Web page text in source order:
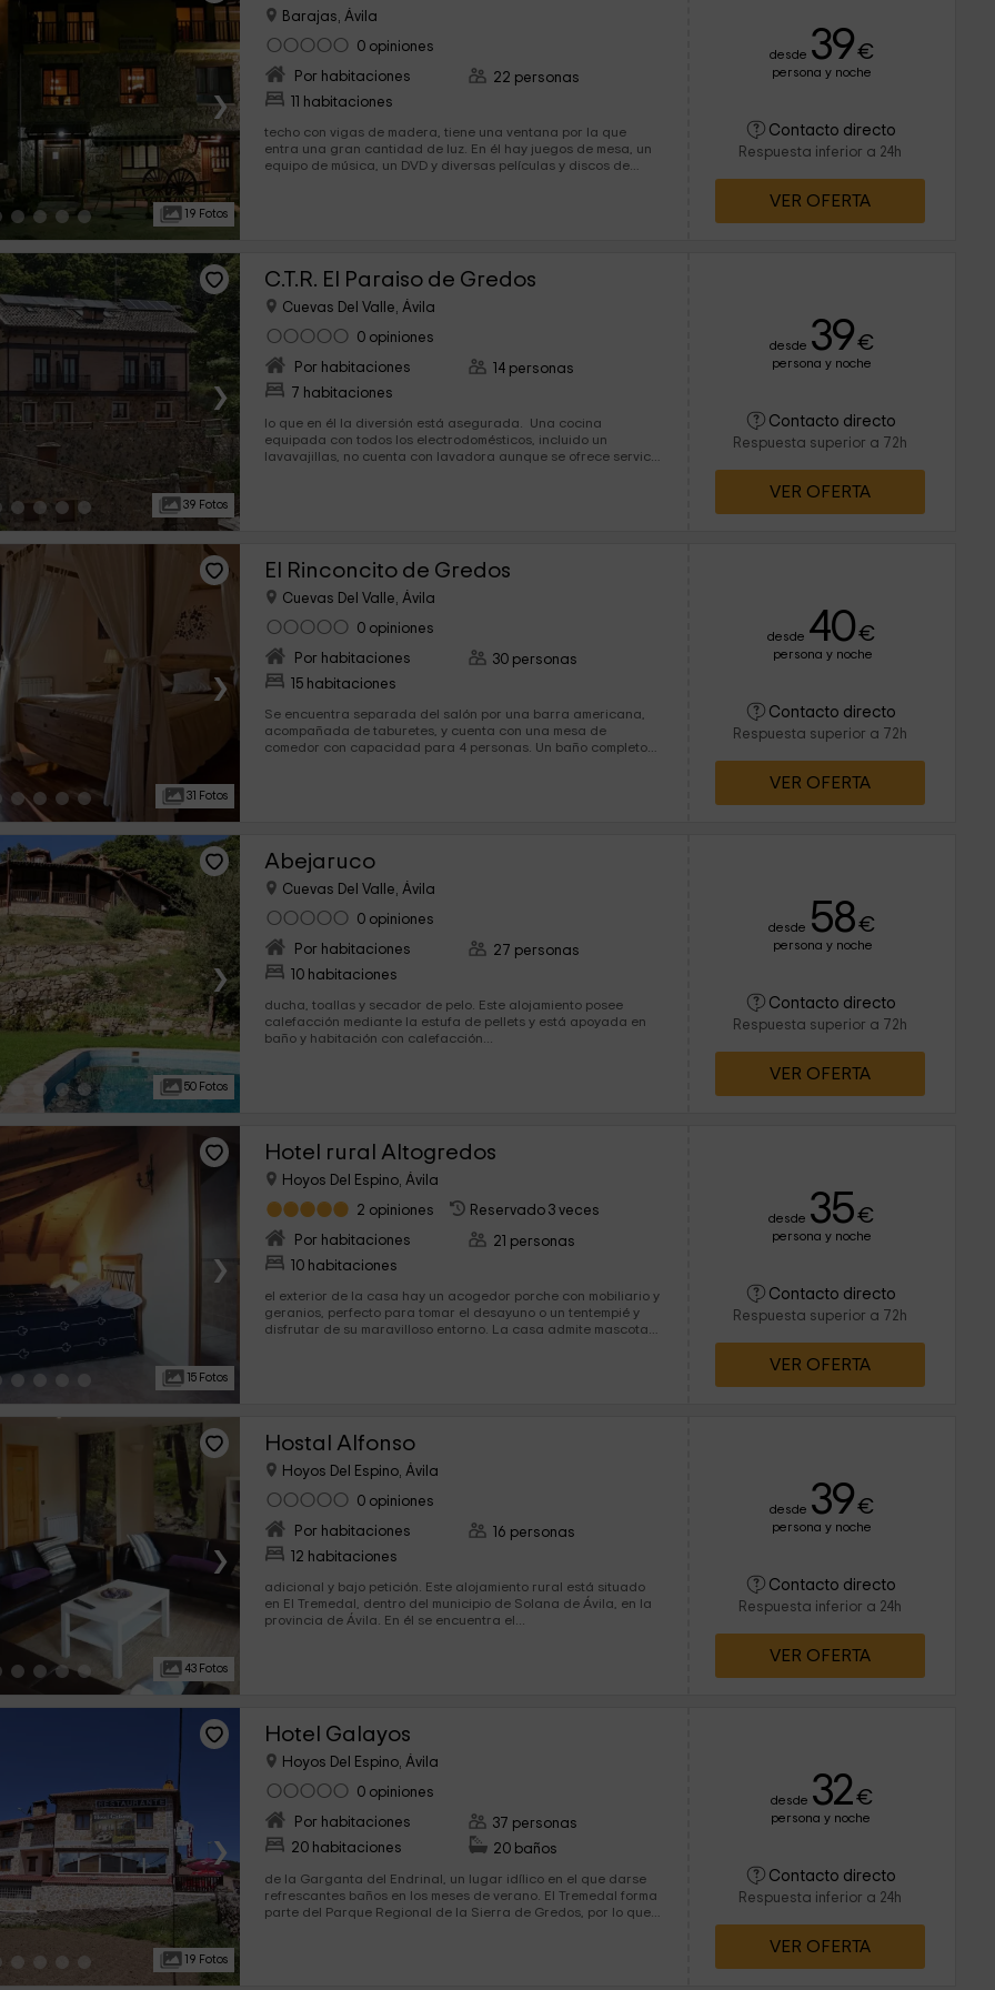
›
19 Fotos
Barajas, Ávila
0 opiniones
Por habitaciones
11 habitaciones
22 personas
techo con vigas de madera, tiene una ventana por la que
entra una gran cantidad de luz. En él hay juegos de mesa, un
equipo de música, un DVD y diversas películas y discos de
desde 39€
persona y noche
Contacto directo
Respuesta inferior a 24h
VER OFERTA
›
39 Fotos
C.T.R. El Paraiso de Gredos
Cuevas Del Valle, Ávila
0 opiniones
Por habitaciones
7 habitaciones
14 personas
lo que en él la diversión está asegurada. Una cocina
equipada con todos los electrodomésticos, incluido un
lavavajillas, no cuenta con lavadora aunque se ofrece servicio
desde 39€
persona y noche
Contacto directo
Respuesta superior a 72h
VER OFERTA
›
31 Fotos
El Rinconcito de Gredos
Cuevas Del Valle, Ávila
0 opiniones
Por habitaciones
15 habitaciones
30 personas
Se encuentra separada del salón por una barra americana,
acompañada de taburetes, y cuenta con una mesa de
comedor con capacidad para 4 personas. Un baño completo
desde 40€
persona y noche
Contacto directo
Respuesta superior a 72h
VER OFERTA
›
50 Fotos
Abejaruco
Cuevas Del Valle, Ávila
0 opiniones
Por habitaciones
10 habitaciones
27 personas
ducha, toallas y secador de pelo. Este alojamiento posee
calefacción mediante la estufa de pellets y está apoyada en
baño y habitación con calefacción...
desde 58€
persona y noche
Contacto directo
Respuesta superior a 72h
VER OFERTA
›
15 Fotos
Hotel rural Altogredos
Hoyos Del Espino, Ávila
2 opiniones
Reservado 3 veces
Por habitaciones
10 habitaciones
21 personas
el exterior de la casa hay un acogedor porche con mobiliario y
geranios, perfecto para tomar el desayuno o un tentempié y
disfrutar de su maravilloso entorno. La casa admite mascotas
desde 35€
persona y noche
Contacto directo
Respuesta superior a 72h
VER OFERTA
›
43 Fotos
Hostal Alfonso
Hoyos Del Espino, Ávila
0 opiniones
Por habitaciones
12 habitaciones
16 personas
adicional y bajo petición. Este alojamiento rural está situado
en El Tremedal, dentro del municipio de Solana de Ávila, en la
provincia de Ávila. En él se encuentra el...
desde 39€
persona y noche
Contacto directo
Respuesta inferior a 24h
VER OFERTA
›
19 Fotos
Hotel Galayos
Hoyos Del Espino, Ávila
0 opiniones
Por habitaciones
20 habitaciones
37 personas
20 baños
de la Garganta del Endrinal, un lugar idílico en el que darse
refrescantes baños en los meses de verano. El Tremedal forma
parte del Parque Regional de la Sierra de Gredos, por lo que
desde 32€
persona y noche
Contacto directo
Respuesta inferior a 24h
VER OFERTA